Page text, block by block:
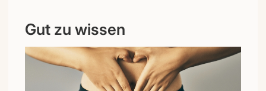
Gut zu wissen